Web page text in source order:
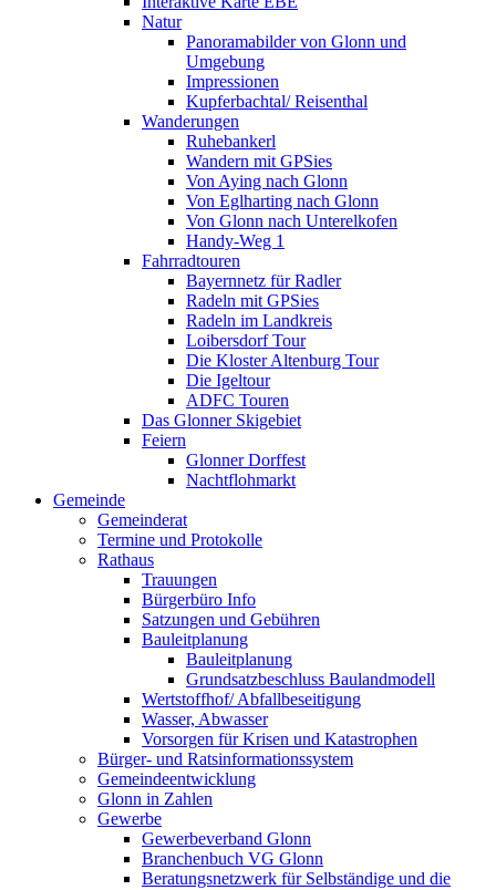
Natur
Panoramabilder von Glonn und
Umgebung
Impressionen
Kupferbachtal/ Reisenthal
Wanderungen
Ruhebankerl
Wandern mit GPSies
Von Aying nach Glonn
Von Eglharting nach Glonn
Von Glonn nach Unterelkofen
Handy-Weg 1
Fahrradtouren
Bayernnetz für Radler
Radeln mit GPSies
Radeln im Landkreis
Loibersdorf Tour
Die Kloster Altenburg Tour
Die Igeltour
ADFC Touren
Das Glonner Skigebiet
Feiern
Glonner Dorffest
Nachtflohmarkt
Gemeinde
Gemeinderat
Termine und Protokolle
Rathaus
Trauungen
Bürgerbüro Info
Satzungen und Gebühren
Bauleitplanung
Bauleitplanung
Grundsatzbeschluss Baulandmodell
Wertstoffhof/ Abfallbeseitigung
Wasser, Abwasser
Vorsorgen für Krisen und Katastrophen
Bürger- und Ratsinformationssystem
Gemeindeentwicklung
Glonn in Zahlen
Gewerbe
Gewerbeverband Glonn
Branchenbuch VG Glonn
Beratungsnetzwerk für Selbständige und die